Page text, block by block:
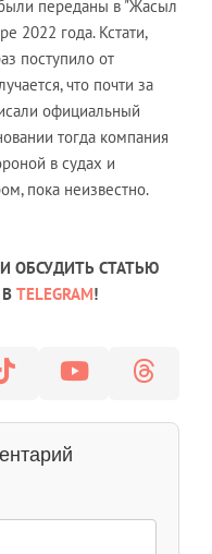
переданы в "Жасыл
2022 года. Кстати,
поступило от
что почти за
официальный
тогда компания
в судах и
пока неизвестно.
ОБСУДИТЬ СТАТЬЮ
TELEGRAM!